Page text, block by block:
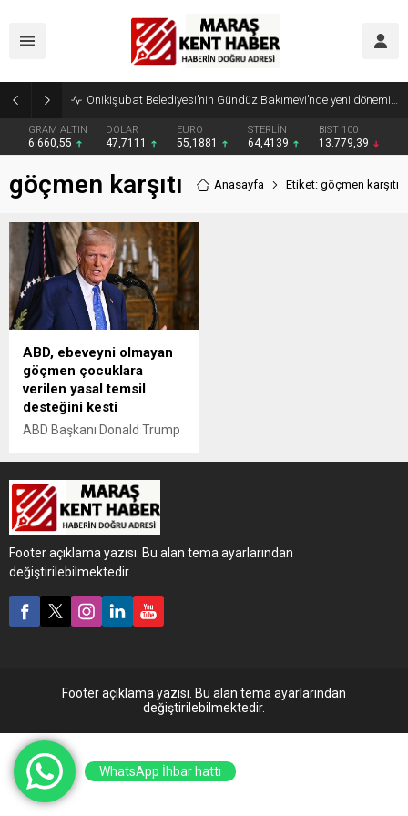
Onikişubat Belediyesi’nin Gündüz Bakımevi’nde yeni dönemin ön kayıtları başladı
GRAM ALTIN
6.660,55
DOLAR
47,7111
EURO
55,1881
STERLİN
64,4139
BIST 100
13.779,39
göçmen karşıtı Anasayfa Etiket: göçmen karşıtı
ABD, ebeveyni olmayan
göçmen çocuklara
verilen yasal temsil
desteğini kesti
ABD Başkanı Donald Trump
gelen ve ebeveyni olmayan
göçmen çocukların göç
mahkemelerinde temsil
edilmesi için ayrılan fonların
kesildiğini duyurdu.
Footer açıklama yazısı. Bu alan tema ayarlarından
değiştirilebilmektedir.
Footer açıklama yazısı. Bu alan tema ayarlarından
değiştirilebilmektedir.
WhatsApp İhbar hattı